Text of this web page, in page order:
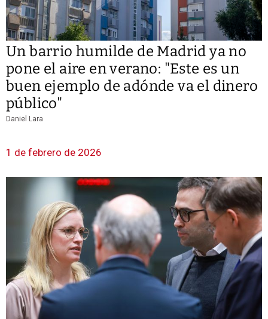
Un barrio humilde de Madrid ya no
pone el aire en verano: "Este es un
buen ejemplo de adónde va el dinero
público"
Daniel Lara
1 de febrero de 2026